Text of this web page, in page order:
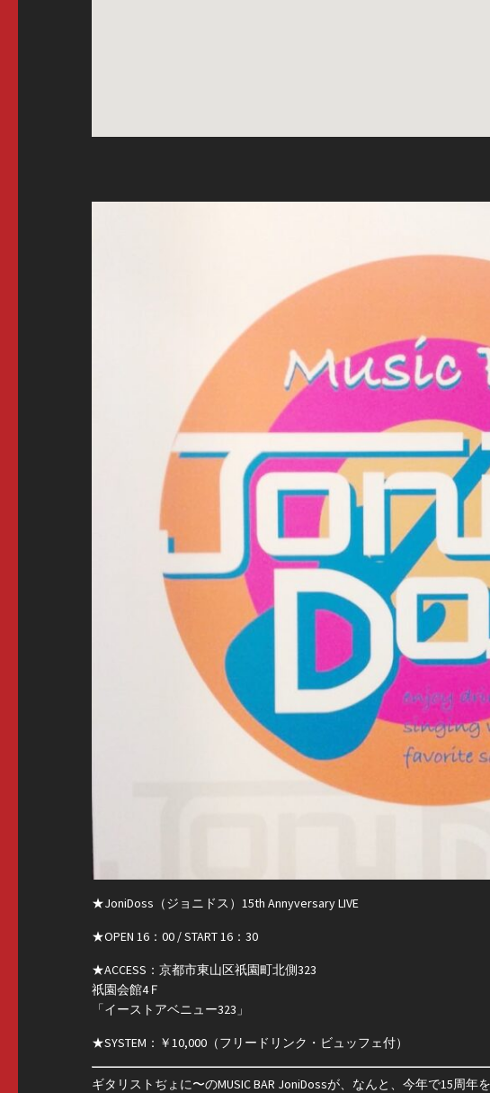
★JoniDoss（ジョニドス）15th Annyversary LIVE
★OPEN 16：00 / START 16：30
★ACCESS：京都市東山区祇園町北側323
祇園会館4Ｆ
「イーストアベニュー323」
★SYSTEM：￥10,000（フリードリンク・ビュッフェ付）
ギタリストぢょに〜のMUSIC BAR JoniDossが、なんと、今年で15周年